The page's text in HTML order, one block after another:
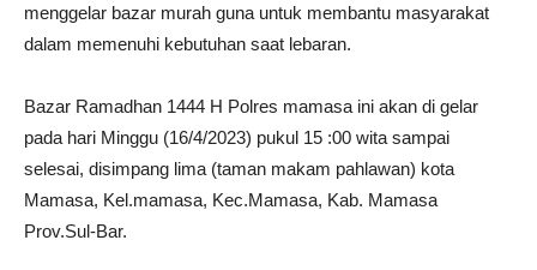
menggelar bazar murah guna untuk membantu masyarakat
dalam memenuhi kebutuhan saat lebaran.
Bazar Ramadhan 1444 H Polres mamasa ini akan di gelar
pada hari Minggu (16/4/2023) pukul 15 :00 wita sampai
selesai, disimpang lima (taman makam pahlawan) kota
Mamasa, Kel.mamasa, Kec.Mamasa, Kab. Mamasa
Prov.Sul-Bar.